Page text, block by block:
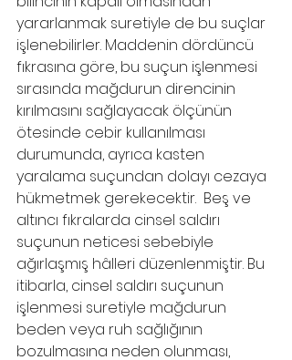
yararlanmak suretiyle de bu suçlar
işlenebilirler. Maddenin dördüncü
fıkrasına göre, bu suçun işlenmesi
sırasında mağdurun direncinin
kırılmasını sağlayacak ölçünün
ötesinde cebir kullanılması
durumunda, ayrıca kasten
yaralama suçundan dolayı cezaya
hükmetmek gerekecektir.  Beş ve
altıncı fıkralarda cinsel saldırı
suçunun neticesi sebebiyle
ağırlaşmış hâlleri düzenlenmiştir. Bu
itibarla, cinsel saldırı suçunun
işlenmesi suretiyle mağdurun
beden veya ruh sağlığının
bozulmasına neden olunması,